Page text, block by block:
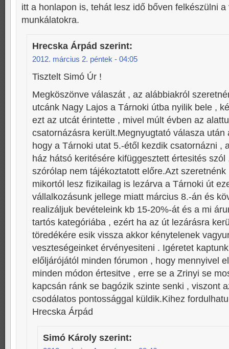
itt a honlapon is, tehát lesz idő bőven felkészülni a
munkálatokra.
Hrecska Árpád szerint:
2012. március 2. péntek - 04:05
Tisztelt Simó Úr !
Megköszönve válaszát , az alábbiakról
utcánk Nagy Lajos a Tárnoki útba nyilik bele ,
ezt az utcát érintette , mivel múlt évben az
csatornázásra került.Megnyugtató válasza után
hogy a Tárnoki utat 5.-étől kezdik csatornázni ,
ház hátsó keritésére kifüggesztett értesités szól
szórólap nem tájékoztatott előre.Azt
mikortól lesz fizikailag is lezárva a Tárnoki út
vállalkozásunk jellege miatt március 8.-án és
realizáljuk bevételeink kb 15-20%-át és a mi
tartós kategóriába , ezért ha az út lezárásra
töredékére esik vissza akkor kénytelenek
veszteségeinket érvényesiteni . Igéretet
előljárójától minden fórumon , hogy mennyivel
minden módon értesitve , erre se a Zrinyi se
kapcsán ránk se bagózik szinte senki , viszont
csodálatos pontossággal küldik.Kihez
Hrecska Árpád
Simó Károly szerint: